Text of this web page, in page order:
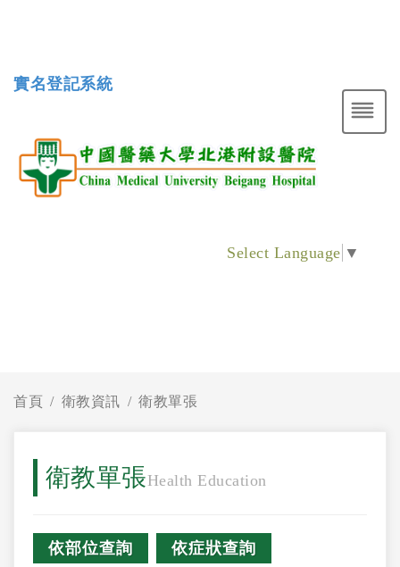
實名登記系統
Select Language ▼
首頁 衛教資訊 衛教單張
衛教單張Health Education
依部位查詢 依症狀查詢